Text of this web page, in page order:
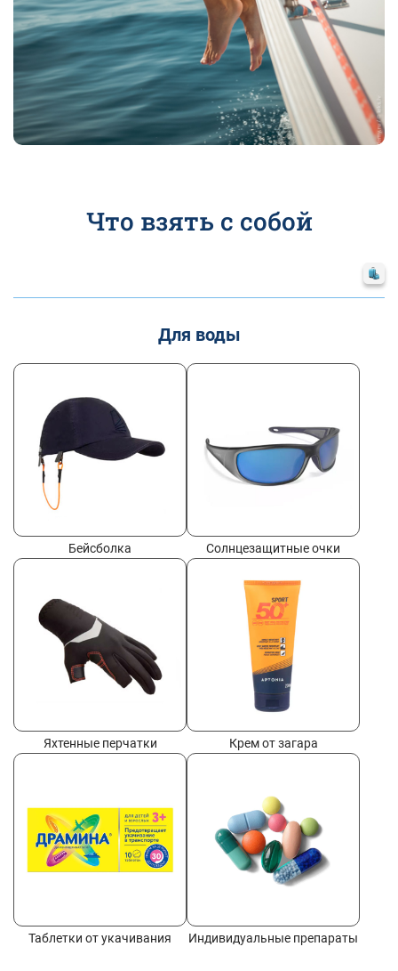
Что взять с собой
Для воды
Бейсболка Солнцезащитные очки
Яхтенные перчатки Крем от загара
Таблетки от укачивания Индивидуальные препараты